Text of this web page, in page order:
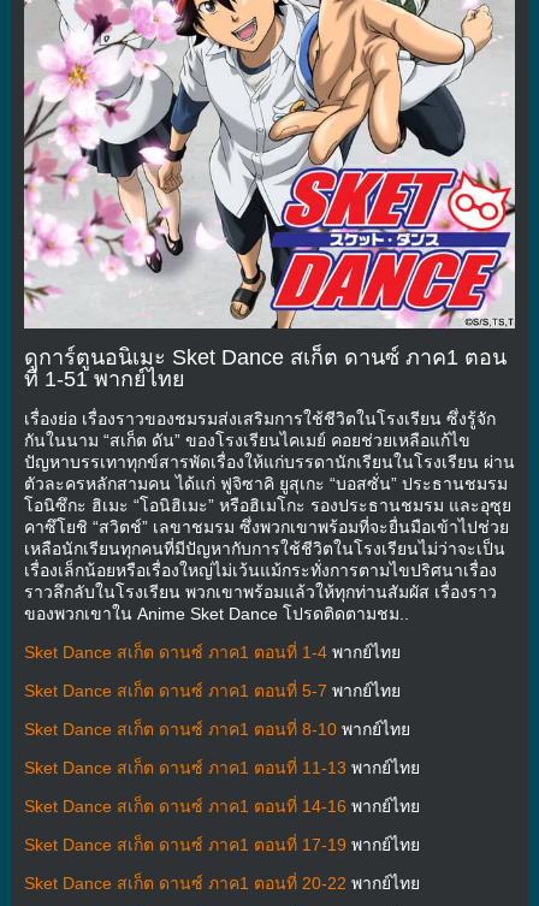
ดูการ์ตูนอนิเมะ Sket Dance สเก็ต ดานซ์ ภาค1 ตอน
ที่ 1-51 พากย์ไทย
เรื่องย่อ เรื่องราวของชมรมส่งเสริมการใช้ชีวิตในโรงเรียน ซึ่งรู้จัก
กันในนาม “สเก็ต ดัน” ของโรงเรียนไคเมย์ คอยช่วยเหลือแก้ไข
ปัญหาบรรเทาทุกข์สารพัดเรื่องให้แก่บรรดานักเรียนในโรงเรียน ผ่าน
ตัวละครหลักสามคน ได้แก่ ฟูจิซาคิ ยูสุเกะ “บอสซั่น” ประธานชมรม
โอนิซึกะ ฮิเมะ “โอนิฮิเมะ” หรือฮิเมโกะ รองประธานชมรม และอุซุย
คาซึโยชิ “สวิตช์” เลขาชมรม ซึ่งพวกเขาพร้อมที่จะยื่นมือเข้าไปช่วย
เหลือนักเรียนทุกคนที่มีปัญหากับการใช้ชีวิตในโรงเรียนไม่ว่าจะเป็น
เรื่องเล็กน้อยหรือเรื่องใหญ่ไม่เว้นแม้กระทั่งการตามไขปริศนาเรื่อง
ราวลึกลับในโรงเรียน พวกเขาพร้อมแล้วให้ทุกท่านสัมผัส เรื่องราว
ของพวกเขาใน Anime Sket Dance โปรดติดตามชม..
Sket Dance สเก็ต ดานซ์ ภาค1 ตอนที่ 1-4พากย์ไทย
Sket Dance สเก็ต ดานซ์ ภาค1 ตอนที่ 5-7 พากย์ไทย
Sket Dance สเก็ต ดานซ์ ภาค1 ตอนที่ 8-10พากย์ไทย
Sket Dance สเก็ต ดานซ์ ภาค1 ตอนที่ 11-13 พากย์ไทย
Sket Dance สเก็ต ดานซ์ ภาค1 ตอนที่ 14-16 พากย์ไทย
Sket Dance สเก็ต ดานซ์ ภาค1 ตอนที่ 17-19 พากย์ไทย
Sket Dance สเก็ต ดานซ์ ภาค1 ตอนที่ 20-22 พากย์ไทย